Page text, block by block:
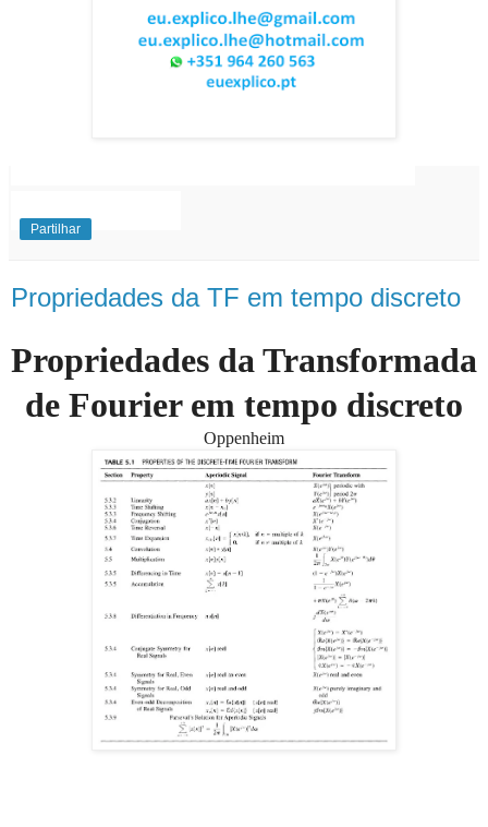
EnsinoSuperior
Partilhar
Propriedades da TF em tempo discreto
Propriedades da Transformada
de Fourier em tempo discreto
Oppenheim